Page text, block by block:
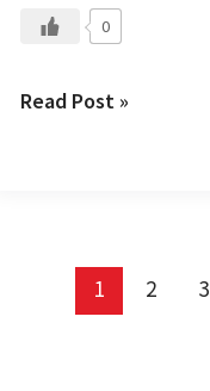
0
Read Post »
1 2 3